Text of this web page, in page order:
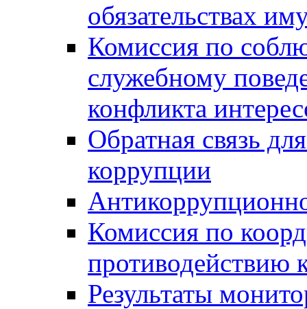
обязательствах
Комиссия по
служебному
конфликта
Обратная связь
коррупции
Комиссия по
противодействию
Результаты